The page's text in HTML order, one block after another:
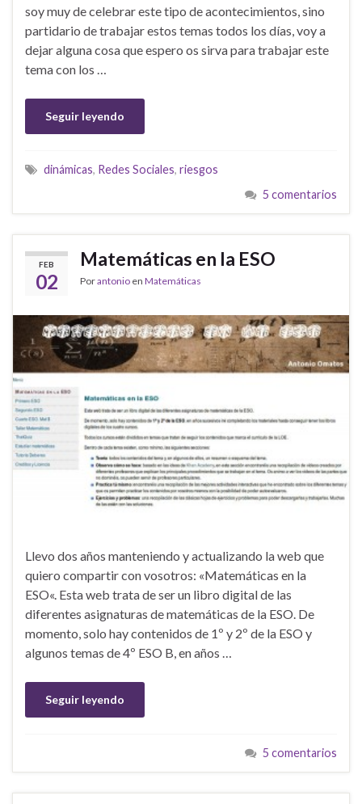
soy muy de celebrar este tipo de acontecimientos, sino
partidario de trabajar estos temas todos los días, voy a
dejar alguna cosa que espero os sirva para trabajar este
tema con los …
Seguir leyendo
dinámicas, Redes Sociales, riesgos
5 comentarios
FEB
02
Matemáticas en la ESO
Porantonio en Matemáticas
Llevo dos años manteniendo y actualizando la web que
quiero compartir con vosotros: «Matemáticas en la
ESO«. Esta web trata de ser un libro digital de las
diferentes asignaturas de matemáticas de la ESO. De
momento, solo hay contenidos de 1º y 2º de la ESO y
algunos temas de 4º ESO B, en años …
Seguir leyendo
5 comentarios